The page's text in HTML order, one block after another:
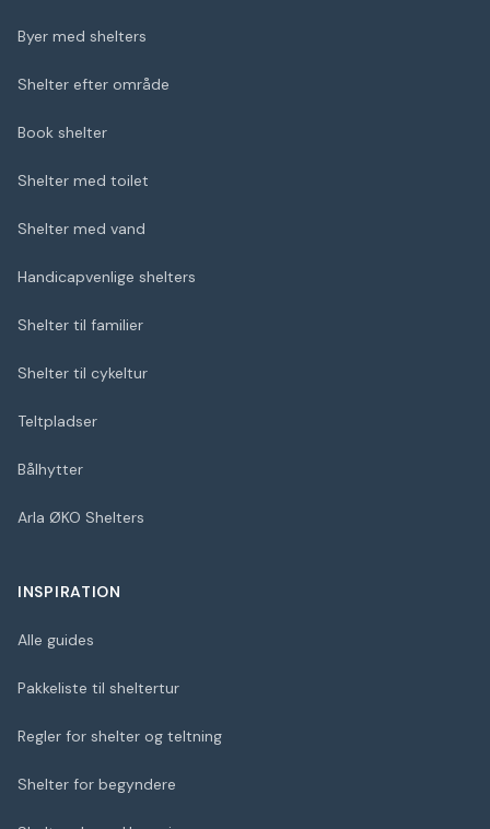
Byer med shelters
Shelter efter område
Book shelter
Shelter med toilet
Shelter med vand
Handicapvenlige shelters
Shelter til familier
Shelter til cykeltur
Teltpladser
Bålhytter
Arla ØKO Shelters
INSPIRATION
Alle guides
Pakkeliste til sheltertur
Regler for shelter og teltning
Shelter for begyndere